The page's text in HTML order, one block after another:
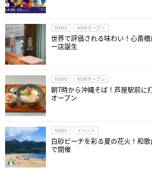
NEWS NEWオープン
世界で評価される味わい！心斎
ー店誕生
NEWS NEWオープン
朝7時から沖縄そば！芦屋駅前に
オープン
NEWS イベント
白砂ビーチを彩る夏の花火！和歌
で開催